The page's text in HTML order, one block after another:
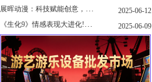
展晖动漫：科技赋能创意，打造沉浸式游艺新体验 2025-06-12
《生化9》情感表现大进化!眼神、颤抖细节拉满！ 2025-06-09